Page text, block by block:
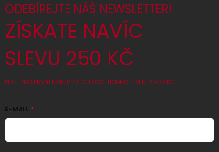
ODEBÍREJTE NÁŠ NEWSLETTER!
ZÍSKATE NAVÍC
SLEVU 250 KČ
PLATÍ PRO PRVNÍ NÁKUP PŘI CELKOVÉ HODNOTĚ MIN. 2 500 KČ
E-MAIL